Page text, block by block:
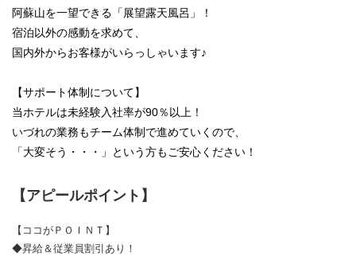
阿蘇山を一望できる「展望露天風呂」！
宿泊以外の感動を求めて、
国内外からお客様がいらっしゃいます♪
【サポート体制について】
当ホテルは未経験入社率が90％以上！
いづれの業務もチーム体制で進めていくので、
「大変そう・・・」という方もご安心ください！
【アピールポイント】
【ココがＰＯＩＮＴ】
◆昇給＆従業員割引あり！